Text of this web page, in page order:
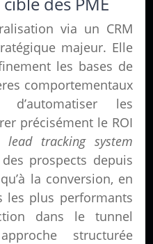
via un CRM
majeur. Elle
les bases de
comportementaux
d’automatiser les
précisément le ROI
lead tracking system
prospects depuis
la conversion, en
les plus performants
dans le tunnel
structurée